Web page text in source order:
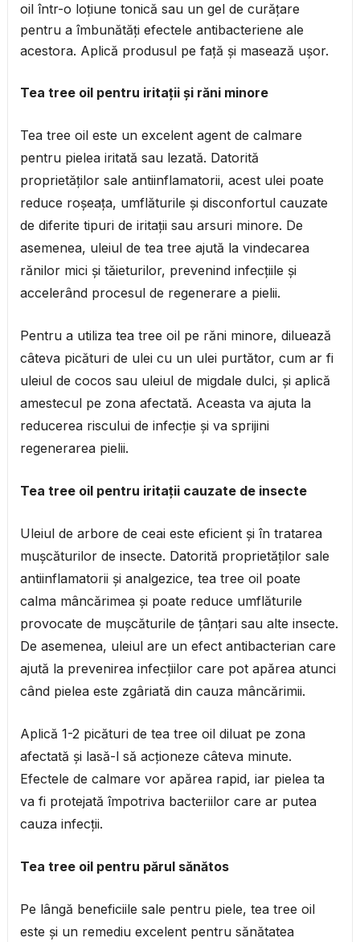
oil într-o loțiune tonică sau un gel de curățare
pentru a îmbunătăți efectele antibacteriene ale
acestora. Aplică produsul pe față și masează ușor.
Tea tree oil pentru iritații și răni minore
Tea tree oil este un excelent agent de calmare
pentru pielea iritată sau lezată. Datorită
proprietăților sale antiinflamatorii, acest ulei poate
reduce roșeața, umflăturile și disconfortul cauzate
de diferite tipuri de iritații sau arsuri minore. De
asemenea, uleiul de tea tree ajută la vindecarea
rănilor mici și tăieturilor, prevenind infecțiile și
accelerând procesul de regenerare a pielii.
Pentru a utiliza tea tree oil pe răni minore, diluează
câteva picături de ulei cu un ulei purtător, cum ar fi
uleiul de cocos sau uleiul de migdale dulci, și aplică
amestecul pe zona afectată. Aceasta va ajuta la
reducerea riscului de infecție și va sprijini
regenerarea pielii.
Tea tree oil pentru iritații cauzate de insecte
Uleiul de arbore de ceai este eficient și în tratarea
mușcăturilor de insecte. Datorită proprietăților sale
antiinflamatorii și analgezice, tea tree oil poate
calma mâncărimea și poate reduce umflăturile
provocate de mușcăturile de țânțari sau alte insecte.
De asemenea, uleiul are un efect antibacterian care
ajută la prevenirea infecțiilor care pot apărea atunci
când pielea este zgâriată din cauza mâncărimii.
Aplică 1-2 picături de tea tree oil diluat pe zona
afectată și lasă-l să acționeze câteva minute.
Efectele de calmare vor apărea rapid, iar pielea ta
va fi protejată împotriva bacteriilor care ar putea
cauza infecții.
Tea tree oil pentru părul sănătos
Pe lângă beneficiile sale pentru piele, tea tree oil
este și un remediu excelent pentru sănătatea